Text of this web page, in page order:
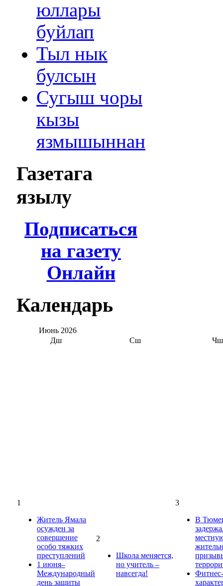
юллары
буйлап
Тыл нык
булсын
Сугыш чоры
кызы
язмышыннан
Газетага
язылу
Подписаться
на газету
Онлайн
Календарь
Июнь 2026
Дш
Сш Чш
1
Житель Ямала
осужден за
совершение
особо тяжких
преступлений
1 июня–
Международный
день защиты
2
Школа меняется,
но учитель –
навсегда!
3
В